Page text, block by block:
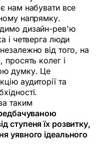
нам набувати все
напрямку.
дизайн-рев'ю
і четверга люди
від того, на
просять колег і
думку. Це
аудиторії та
таким
ступеня їх розвитку,
уявного ідеального